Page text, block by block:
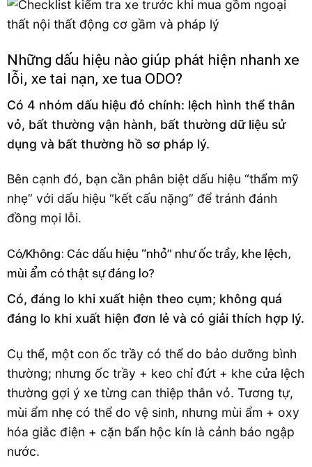
Những dấu hiệu nào giúp phát hiện nhanh xe
lỗi, xe tai nạn, xe tua ODO?
Có 4 nhóm dấu hiệu đỏ chính: lệch hình thể thân
vỏ, bất thường vận hành, bất thường dữ liệu sử
dụng và bất thường hồ sơ pháp lý.
Bên cạnh đó, bạn cần phân biệt dấu hiệu “thẩm mỹ
nhẹ” với dấu hiệu “kết cấu nặng” để tránh đánh
đồng mọi lỗi.
Có/Không: Các dấu hiệu “nhỏ” như ốc trầy, khe lệch,
mùi ẩm có thật sự đáng lo?
Có, đáng lo khi xuất hiện theo cụm; không quá
đáng lo khi xuất hiện đơn lẻ và có giải thích hợp lý.
Cụ thể, một con ốc trầy có thể do bảo dưỡng bình
thường; nhưng ốc trầy + keo chỉ đứt + khe cửa lệch
thường gợi ý xe từng can thiệp thân vỏ. Tương tự,
mùi ẩm nhẹ có thể do vệ sinh, nhưng mùi ẩm + oxy
hóa giắc điện + cặn bẩn hộc kín là cảnh báo ngập
nước.